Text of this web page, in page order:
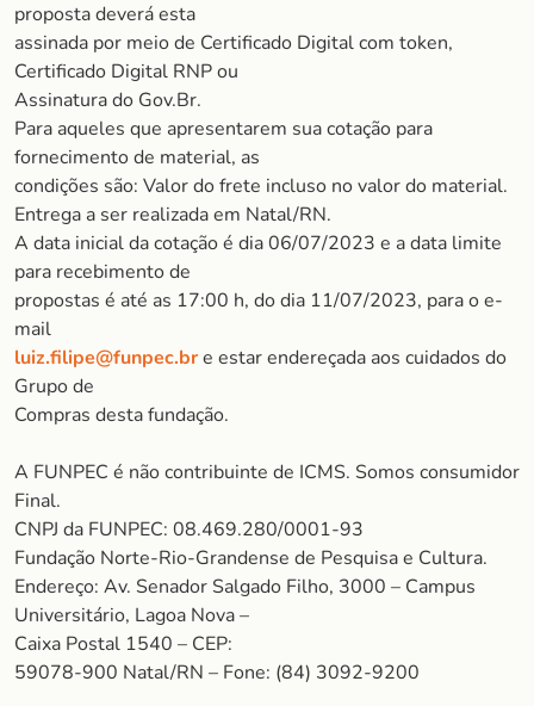
proposta deverá esta
assinada por meio de Certificado Digital com token,
Certificado Digital RNP ou
Assinatura do Gov.Br.
Para aqueles que apresentarem sua cotação para
fornecimento de material, as
condições são: Valor do frete incluso no valor do material.
Entrega a ser realizada em Natal/RN.
A data inicial da cotação é dia 06/07/2023 e a data limite
para recebimento de
propostas é até as 17:00 h, do dia 11/07/2023, para o e-
mail
luiz.filipe@funpec.bre estar endereçada aos cuidados do
Grupo de
Compras desta fundação.
A FUNPEC é não contribuinte de ICMS. Somos consumidor
Final.
CNPJ da FUNPEC: 08.469.280/0001-93
Fundação Norte-Rio-Grandense de Pesquisa e Cultura.
Endereço: Av. Senador Salgado Filho, 3000 – Campus
Universitário, Lagoa Nova –
Caixa Postal 1540 – CEP:
59078-900 Natal/RN – Fone: (84) 3092-9200